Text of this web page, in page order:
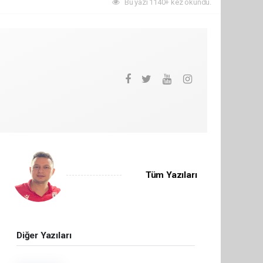
Bu yazı 1140+ kez okundu.
Tüm Yazıları
Diğer Yazıları